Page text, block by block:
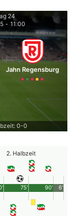
24
- 11:00
Jahn Regensburg
0-0
2. Halbzeit
90'
75' 6'